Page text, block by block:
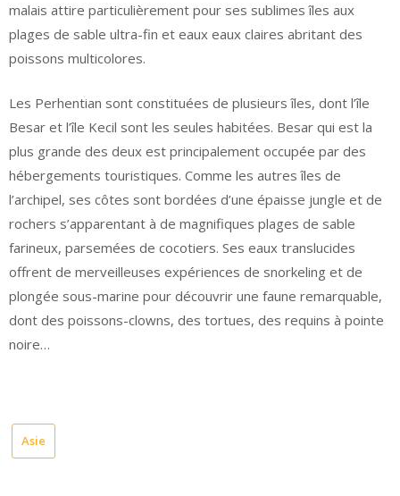
malais attire particulièrement pour ses sublimes îles aux
plages de sable ultra-fin et eaux eaux claires abritant des
poissons multicolores.
Les Perhentian sont constituées de plusieurs îles, dont l’île
Besar et l’île Kecil sont les seules habitées. Besar qui est la
plus grande des deux est principalement occupée par des
hébergements touristiques. Comme les autres îles de
l’archipel, ses côtes sont bordées d’une épaisse jungle et de
rochers s’apparentant à de magnifiques plages de sable
farineux, parsemées de cocotiers. Ses eaux translucides
offrent de merveilleuses expériences de snorkeling et de
plongée sous-marine pour découvrir une faune remarquable,
dont des poissons-clowns, des tortues, des requins à pointe
noire…
Asie